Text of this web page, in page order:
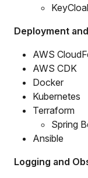
Deployment
AWS
AWS CDK
Docker
Kubernetes
Terraform
Spring
Ansible
Logging and